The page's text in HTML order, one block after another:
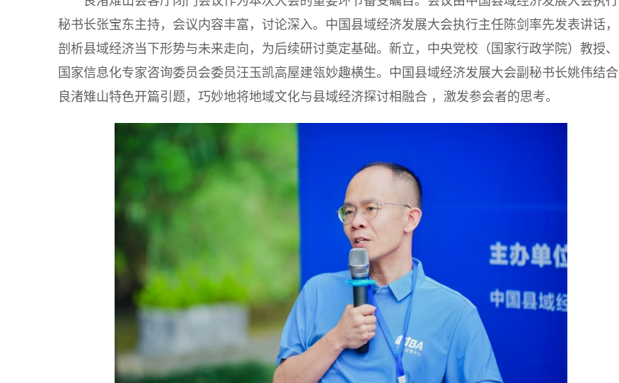
秘书长张宝东主持，会议内容丰富，讨论深入。中国县域经济发展大会执行主任陈剑率先发表讲话，
剖析县域经济当下形势与未来走向，为后续研讨奠定基础。新立，中央党校（国家行政学院）教授、
国家信息化专家咨询委员会委员汪玉凯高屋建瓴妙趣横生。中国县域经济发展大会副秘书长姚伟结合
良渚雉山特色开篇引题，巧妙地将地域文化与县域经济探讨相融合 ，激发参会者的思考。